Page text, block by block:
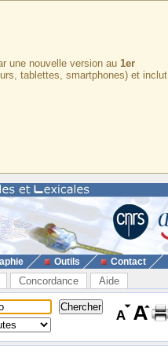
une nouvelle version au 1er
tablettes, smartphones) et inclut
Outils Contact
Concordance Aide